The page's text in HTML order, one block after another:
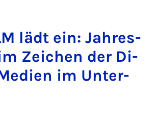
lädt ein: Jah­res­
Zei­chen der Di­
im Un­ter­